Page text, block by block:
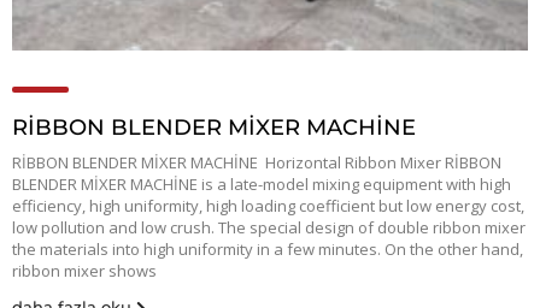
RİBBON BLENDER MİXER MACHİNE
RİBBON BLENDER MİXER MACHİNE Horizontal Ribbon Mixer RİBBON
BLENDER MİXER MACHİNE is a late-model mixing equipment with high
efficiency, high uniformity, high loading coefficient but low energy cost,
low pollution and low crush. The special design of double ribbon mixer
the materials into high uniformity in a few minutes. On the other hand,
ribbon mixer shows